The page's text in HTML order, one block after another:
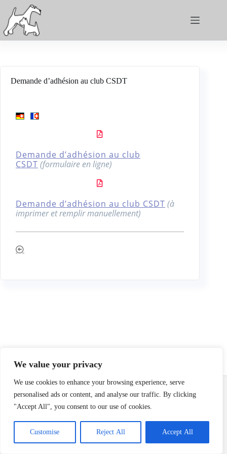
We value your privacy
We use cookies to enhance your browsing experience, serve
personalised ads or content, and analyse our traffic. By clicking
"Accept All", you consent to our use of cookies.
Customise Reject All Accept All
Demande d’adhésion au club CSDT
Demande d’adhésion au club
CSDT (formulaire en ligne)
Demande d’adhésion au club CSDT (à
imprimer et remplir manuellement)
Email: info@terrierclub.ch